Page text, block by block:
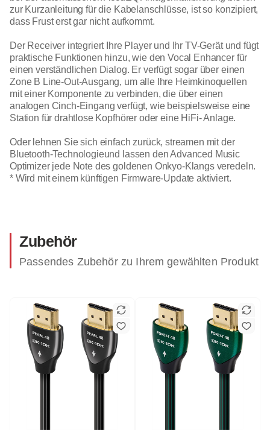
zur Kurzanleitung für die Kabelanschlüsse, ist so konzipiert,
dass Frust erst gar nicht aufkommt.
Der Receiver integriert Ihre Player und Ihr TV-Gerät und fügt
praktische Funktionen hinzu, wie den Vocal Enhancer für
einen verständlichen Dialog. Er verfügt sogar über einen
Zone B Line-Out-Ausgang, um alle Ihre Heimkinoquellen
mit einer Komponente zu verbinden, die über einen
analogen Cinch-Eingang verfügt, wie beispielsweise eine
Station für drahtlose Kopfhörer oder eine HiFi- Anlage.
Oder lehnen Sie sich einfach zurück, streamen mit der
Bluetooth-Technologieund lassen den Advanced Music
Optimizer jede Note des goldenen Onkyo-Klangs veredeln.
* Wird mit einem künftigen Firmware-Update aktiviert.
Zubehör
Passendes Zubehör zu Ihrem gewählten Produkt